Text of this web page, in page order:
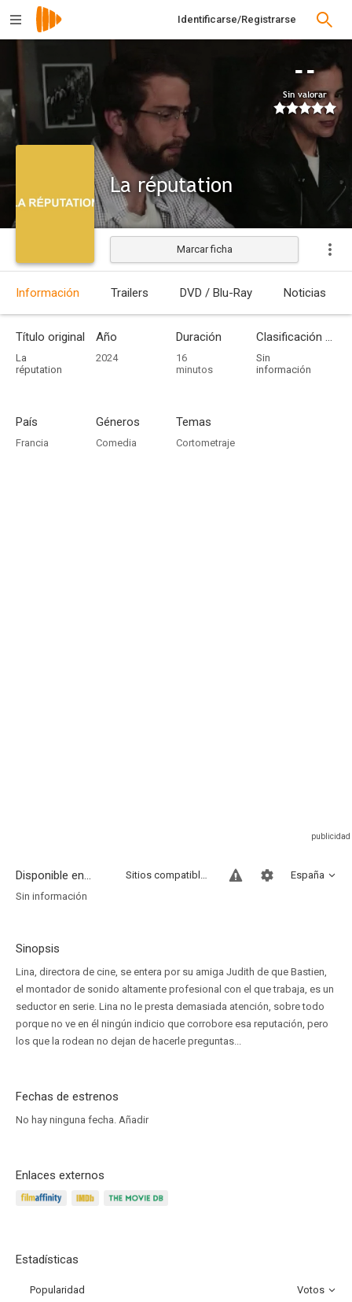
Identificarse/Registrarse
--
Sin valorar
La réputation
Estrenada
Marcar ficha
Información Trailers DVD / Blu-Ray Noticias
Título original
La
réputation
Año
2024
Duración
16
minutos
Clasificación por edades
Sin
información
País
Francia
Géneros
Comedia
Temas
Cortometraje
Disponible en... España
Sitios compatibles
Sin información
Sinopsis
Lina, directora de cine, se entera por su amiga Judith de que Bastien,
el montador de sonido altamente profesional con el que trabaja, es un
seductor en serie. Lina no le presta demasiada atención, sobre todo
porque no ve en él ningún indicio que corrobore esa reputación, pero
los que la rodean no dejan de hacerle preguntas...
Fechas de estrenos
No hay ninguna fecha. Añadir
Enlaces externos
Estadísticas
Popularidad Votos